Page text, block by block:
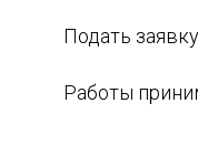
Подать
Работы